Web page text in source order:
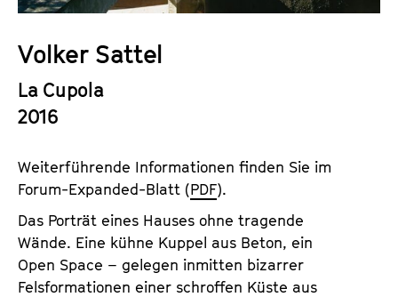
u
t
e
.
Volker Sattel
La Cupola
2016
Weiterführende Informationen finden Sie im
Forum-Expanded-Blatt (PDF).
Das Porträt eines Hauses ohne tragende
Wände. Eine kühne Kuppel aus Beton, ein
Open Space – gelegen inmitten bizarrer
Felsformationen einer schroffen Küste aus